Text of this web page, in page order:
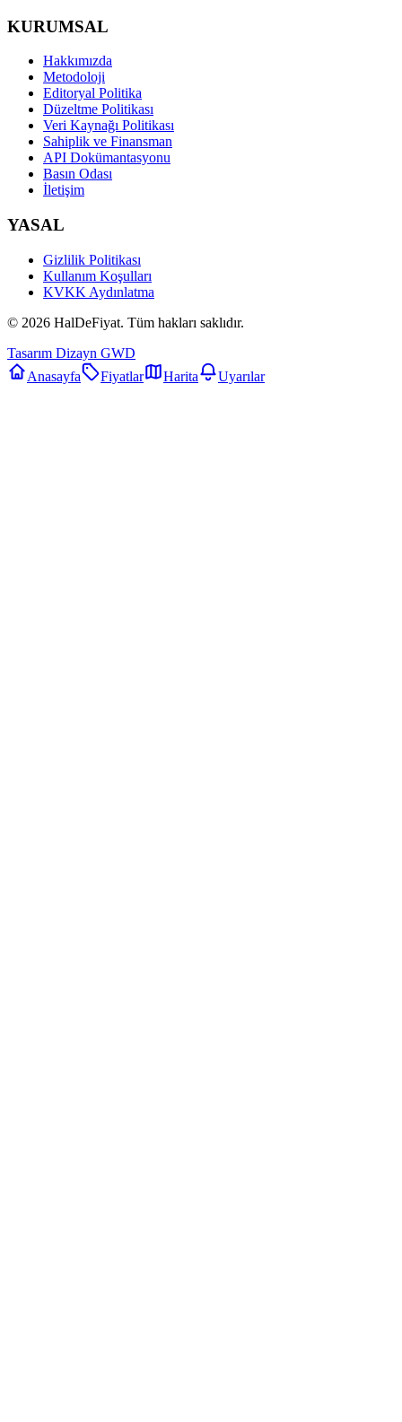
KURUMSAL
Hakkımızda
Metodoloji
Editoryal Politika
Düzeltme Politikası
Veri Kaynağı Politikası
Sahiplik ve Finansman
API Dokümantasyonu
Basın Odası
İletişim
YASAL
Gizlilik Politikası
Kullanım Koşulları
KVKK Aydınlatma
© 2026 HalDeFiyat. Tüm hakları saklıdır.
Tasarım Dizayn GWD
Anasayfa
Fiyatlar Harita Uyarılar